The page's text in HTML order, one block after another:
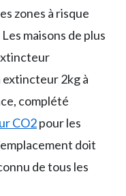
zones à risque
maisons de plus
2kg à
complété
CO2pour les
doit
de tous les